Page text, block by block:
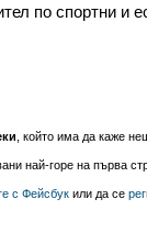
по спортни и
, който има да каже
най-горе на първа
с Фейсбукили да се